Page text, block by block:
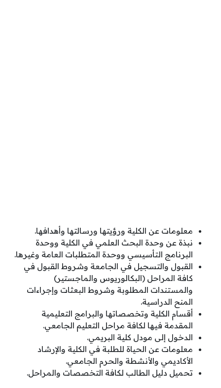
معلومات عن الكلية ورؤيتها ورسالتها وأهدافها.
نبذة عن وحدة البحث العلمي في الكلية ووحدة
البرنامج التأسيسي ووحدة المتطلبات العامة وغيرها.
القبول والتسجيل في الجامعة وشروط القبول في
كافة المراحل (البكالوريوس والماجستير)
والمستندات المطلوبة وشروط البعثات وإجراءات
المنح الدراسية.
أقسام الكلية وتخصصاتها والبرامج التعليمية
المقدمة فيها لكافة مراحل التعليم الجامعي.
الدخول إلى مودل كلية البريمي.
معلومات عن الحياة للطلبة في الكلية والإرشاد
الأكاديمي والأنشطة والحرم الجامعي.
تحميل دليل الطالب لكافة التخصصات والمراحل.